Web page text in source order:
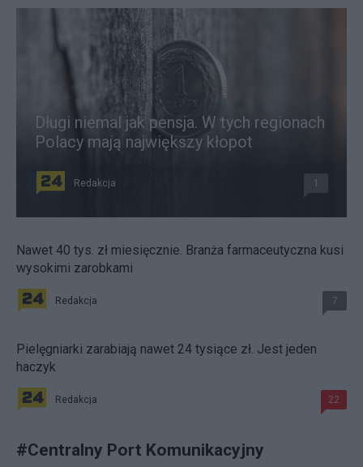
Długi niemal jak pensja. W tych regionach
Polacy mają największy kłopot
Redakcja 1
Nawet 40 tys. zł miesięcznie. Branża farmaceutyczna kusi
wysokimi zarobkami
Redakcja 7
Pielęgniarki zarabiają nawet 24 tysiące zł. Jest jeden
haczyk
Redakcja 22
#Centralny Port Komunikacyjny